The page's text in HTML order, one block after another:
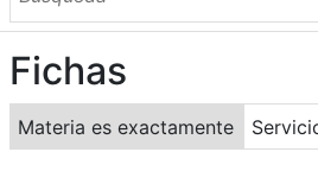
SOBRE EL AUTOR
CONTENIDO
TODOS LOS DOCUMENTOS
CATEGORIAS
OBRAS SOBRE EL AUTOR P.
MATERIAS
PALABRAS CLAVES
MULTIMEDIA
Fichas
Materia es exactamente